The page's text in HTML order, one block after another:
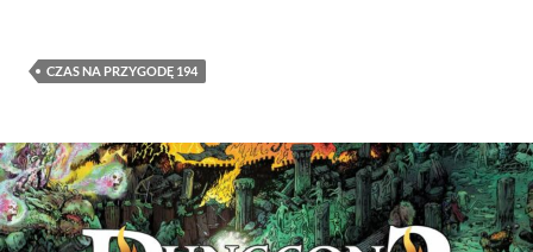
CZAS NA PRZYGODĘ 194